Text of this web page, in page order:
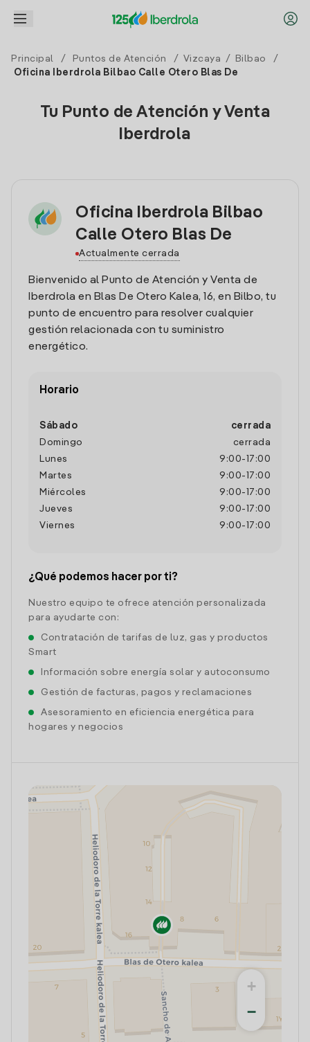
Principal / Puntos de Atención / Vizcaya / Bilbao
/
Oficina Iberdrola Bilbao Calle Otero Blas De
Tu Punto de Atención y Venta
Iberdrola
Oficina Iberdrola Bilbao
Calle Otero Blas De
Actualmente cerrada
Bienvenido al Punto de Atención y Venta de
Iberdrola en Blas De Otero Kalea, 16, en Bilbo, tu
punto de encuentro para resolver cualquier
gestión relacionada con tu suministro
energético.
Horario
Sábado
cerrada
Domingo
cerrada
Lunes
9:00- 17:00
Martes
9:00- 17:00
Miércoles
9:00- 17:00
Jueves
9:00- 17:00
Viernes
9:00- 17:00
¿Qué podemos hacer por ti?
Nuestro equipo te ofrece atención personalizada
para ayudarte con:
Contratación de tarifas de luz, gas y productos
Smart
Información sobre energía solar y autoconsumo
Gestión de facturas, pagos y reclamaciones
Asesoramiento en eficiencia energética para
hogares y negocios
+
−